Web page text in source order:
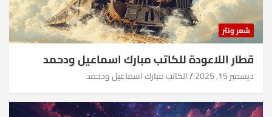
شعر ونثر
قطار اللاعودة للكاتب مبارك اسماعيل ودحمد
ديسمبر 15, 2025 الكاتب مبارك اسماعيل ودحمد